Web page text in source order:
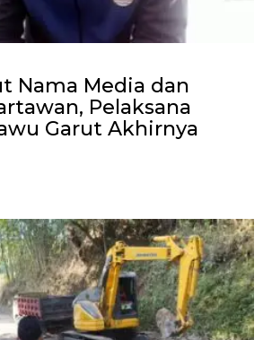
Nama Media dan
Pelaksana
Garut Akhirnya